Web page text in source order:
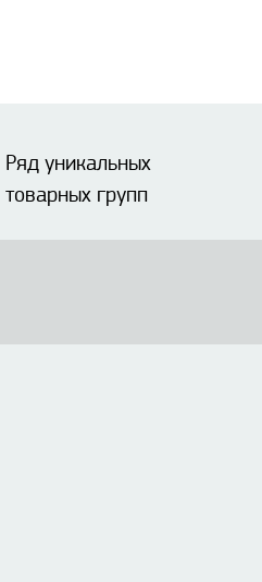
Ряд уникальных
товарных групп